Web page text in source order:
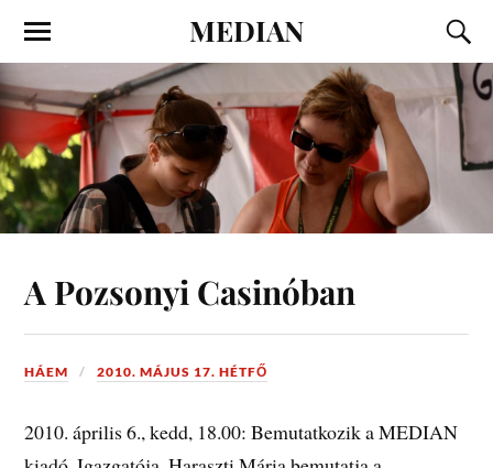
MEDIAN
A Pozsonyi Casinóban
HÁEM 2010. MÁJUS 17. HÉTFŐ
2010. április 6., kedd, 18.00: Bemutatkozik a MEDIAN